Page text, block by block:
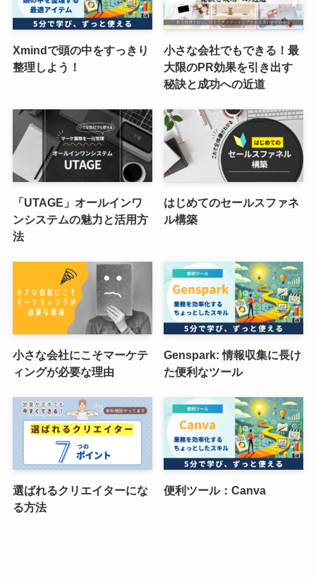
Xmindで頭の中をすっきり
整理しよう！
小さな会社でもできる！最
大限のPR効果を引き出す
秘訣と成功への近道
「UTAGE」オールインワ
ンシステムの魅力と活用方
法
はじめてのセールスファネ
ル構築
小さな会社にこそマーケテ
ィングが必要な理由
Genspark: 情報収集に長け
た便利なツール
選ばれるクリエイターにな
る方法
便利ツール：Canva